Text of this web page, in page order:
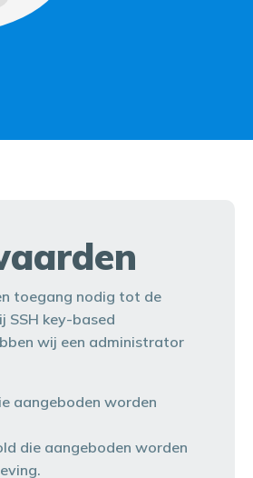
toegang nodig tot de
SSH key-based
wij een administrator
aangeboden worden
die aangeboden worden